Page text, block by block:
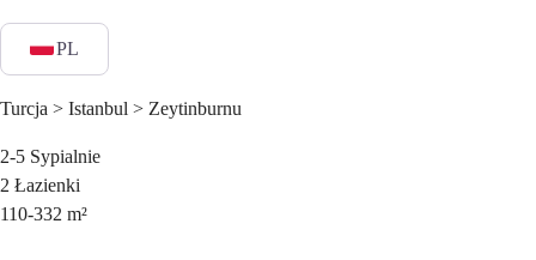
PL
Turcja > Istanbul > Zeytinburnu
2-5 Sypialnie
2 Łazienki
110-332 m²